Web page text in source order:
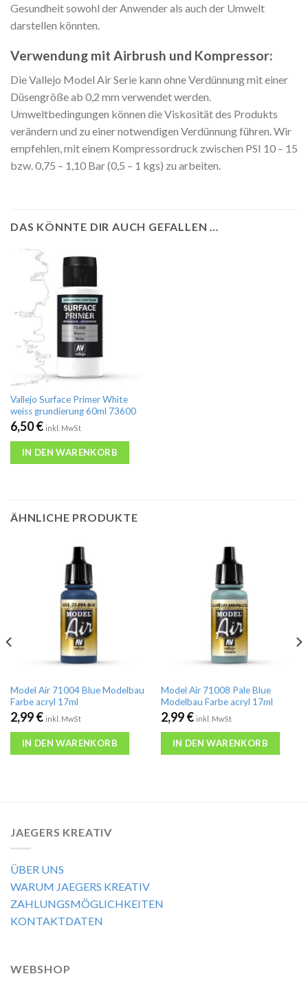
Gesundheit sowohl der Anwender als auch der Umwelt
darstellen könnten.
Verwendung mit Airbrush und Kompressor:
Die Vallejo Model Air Serie kann ohne Verdünnung mit einer
Düsengröße ab 0,2 mm verwendet werden.
Umweltbedingungen können die Viskosität des Produkts
verändern und zu einer notwendigen Verdünnung führen. Wir
empfehlen, mit einem Kompressordruck zwischen PSI 10 – 15
bzw. 0,75 – 1,10 Bar (0,5 – 1 kgs) zu arbeiten.
DAS KÖNNTE DIR AUCH GEFALLEN …
Vallejo Surface Primer White
weiss grundierung 60ml 73600
6,50€ inkl. MwSt
IN DEN WARENKORB
ÄHNLICHE PRODUKTE
Model Air 71004 Blue Modelbau
Farbe acryl 17ml
2,99€ inkl. MwSt
IN DEN WARENKORB
Model Air 71008 Pale Blue
Modelbau Farbe acryl 17ml
2,99€ inkl. MwSt
IN DEN WARENKORB
JAEGERS KREATIV
ÜBER UNS
WARUM JAEGERS KREATIV
ZAHLUNGSMÖGLICHKEITEN
KONTAKTDATEN
WEBSHOP